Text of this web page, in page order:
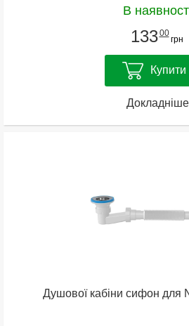
В
13300
грн
Купити
Докладніше
Душової кабіни сифон для